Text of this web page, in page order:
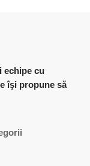
îşi propune să